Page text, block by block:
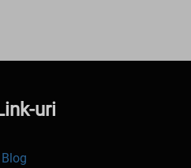
uri
Blog